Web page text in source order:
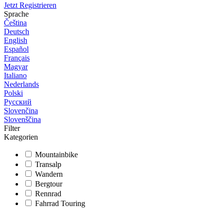
Jetzt Registrieren
Sprache
Čeština
Deutsch
English
Español
Français
Magyar
Italiano
Nederlands
Polski
Русский
Slovenčina
Slovenščina
Filter
Kategorien
Mountainbike
Transalp
Wandern
Bergtour
Rennrad
Fahrrad Touring